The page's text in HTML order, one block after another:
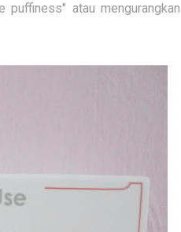
puffiness" atau mengurangkan